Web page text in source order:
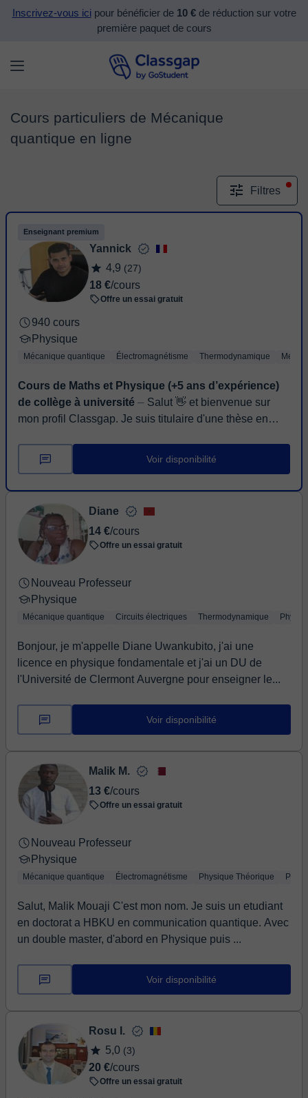
Inscrivez-vous icipour bénéficier de 10 €de réduction sur votre
première paquet de cours
Cours particuliers de Mécanique
quantique en ligne
Filtres
Enseignant premium
Yannick
4,9 (27)
18 €/cours
Offre un essai gratuit
940 cours
Physique
Mécanique quantique Électromagnétisme Thermodynamique
Cours de Maths et Physique (+5 ans d’expérience)
de collège à université ⏤ Salut 👋 et bienvenue sur
mon profil Classgap. Je suis titulaire d'une thèse en
enseignement et ...
Voir disponibilité
Diane
14 €/cours
Offre un essai gratuit
Nouveau Professeur
Physique
Mécanique quantique Circuits électriques Thermodynamique
Bonjour, je m'appelle Diane Uwankubito, j'ai une
licence en physique fondamentale et j'ai un DU de
l'Université de Clermont Auvergne pour enseigner le...
Voir disponibilité
Malik M.
13 €/cours
Offre un essai gratuit
Nouveau Professeur
Physique
Mécanique quantique Électromagnétisme Physique Théorique
Salut, Malik Mouaji C'est mon nom. Je suis un etudiant
en doctorat a HBKU en communication quantique. Avec
un double master, d'abord en Physique puis ...
Voir disponibilité
Rosu I.
5,0 (3)
20 €/cours
Offre un essai gratuit